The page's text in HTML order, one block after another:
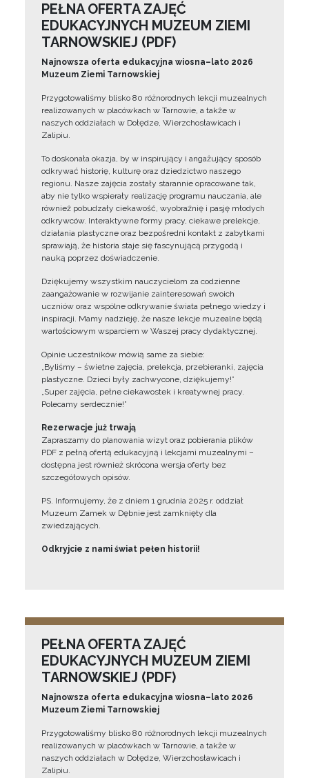
PEŁNA OFERTA ZAJĘĆ
EDUKACYJNYCH MUZEUM ZIEMI
TARNOWSKIEJ (PDF)
Najnowsza oferta edukacyjna wiosna–lato 2026
Muzeum Ziemi Tarnowskiej
Przygotowaliśmy blisko 80 różnorodnych lekcji muzealnych
realizowanych w placówkach w Tarnowie, a także w
naszych oddziałach w Dołędze, Wierzchosławicach i
Zalipiu.
To doskonała okazja, by w inspirujący i angażujący sposób
odkrywać historię, kulturę oraz dziedzictwo naszego
regionu. Nasze zajęcia zostały starannie opracowane tak,
aby nie tylko wspierały realizację programu nauczania, ale
również pobudzały ciekawość, wyobraźnię i pasję młodych
odkrywców. Interaktywne formy pracy, ciekawe prelekcje,
działania plastyczne oraz bezpośredni kontakt z zabytkami
sprawiają, że historia staje się fascynującą przygodą i
nauką poprzez doświadczenie.
Dziękujemy wszystkim nauczycielom za codzienne
zaangażowanie w rozwijanie zainteresowań swoich
uczniów oraz wspólne odkrywanie świata pełnego wiedzy i
inspiracji. Mamy nadzieję, że nasze lekcje muzealne będą
wartościowym wsparciem w Waszej pracy dydaktycznej.
Opinie uczestników mówią same za siebie:
„Byliśmy – świetne zajęcia, prelekcja, przebieranki, zajęcia
plastyczne. Dzieci były zachwycone, dziękujemy!”
„Super zajęcia, pełne ciekawostek i kreatywnej pracy.
Polecamy serdecznie!”
Rezerwacje już trwają
Zapraszamy do planowania wizyt oraz pobierania plików
PDF z pełną ofertą edukacyjną i lekcjami muzealnymi –
dostępna jest również skrócona wersja oferty bez
szczegółowych opisów.
PS. Informujemy, że z dniem 1 grudnia 2025 r. oddział
Muzeum Zamek w Dębnie jest zamknięty dla
zwiedzających.
Odkryjcie z nami świat pełen historii!
PEŁNA OFERTA ZAJĘĆ
EDUKACYJNYCH MUZEUM ZIEMI
TARNOWSKIEJ (PDF)
Najnowsza oferta edukacyjna wiosna–lato 2026
Muzeum Ziemi Tarnowskiej
Przygotowaliśmy blisko 80 różnorodnych lekcji muzealnych
realizowanych w placówkach w Tarnowie, a także w
naszych oddziałach w Dołędze, Wierzchosławicach i
Zalipiu.